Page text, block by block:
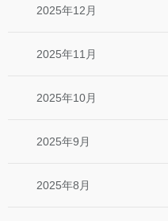
2025年12月
2025年11月
2025年10月
2025年9月
2025年8月